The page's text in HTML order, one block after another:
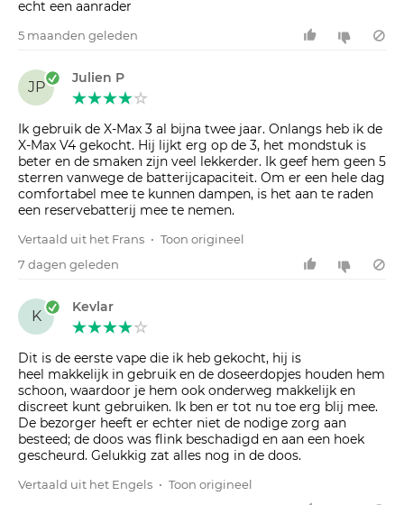
5 maanden geleden
JP
Julien P
Ik gebruik de X-Max 3 al bijna twee jaar. Onlangs heb ik de
X-Max V4 gekocht. Hij lijkt erg op de 3, het mondstuk is
beter en de smaken zijn veel lekkerder. Ik geef hem geen 5
sterren vanwege de batterijcapaciteit. Om er een hele dag
comfortabel mee te kunnen dampen, is het aan te raden
een reservebatterij mee te nemen.
Vertaald uit het Frans • Toon origineel
7 dagen geleden
K
Kevlar
Dit is de eerste vape die ik heb gekocht, hij is
heel makkelijk in gebruik en de doseerdopjes houden hem
schoon, waardoor je hem ook onderweg makkelijk en
discreet kunt gebruiken. Ik ben er tot nu toe erg blij mee.
De bezorger heeft er echter niet de nodige zorg aan
besteed; de doos was flink beschadigd en aan een hoek
gescheurd. Gelukkig zat alles nog in de doos.
Vertaald uit het Engels • Toon origineel